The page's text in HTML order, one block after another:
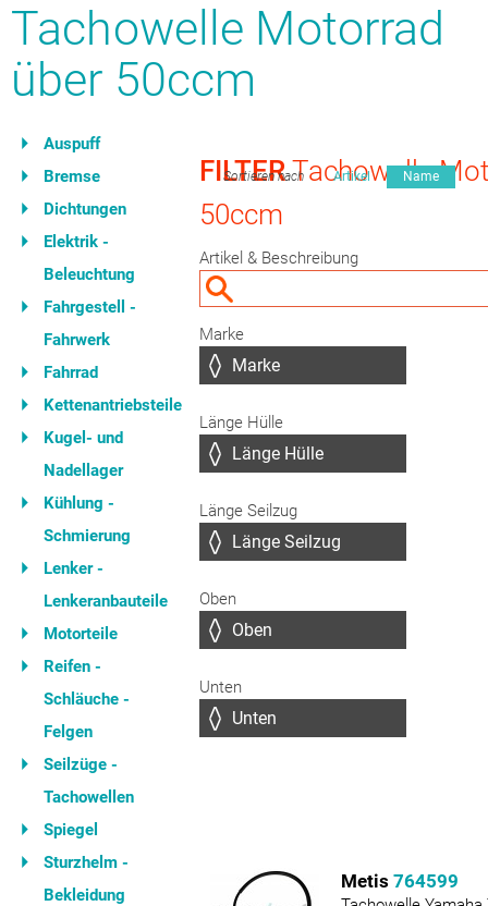
Tachowelle Motorrad
über 50ccm
Auspuff
Bremse
Dichtungen
Elektrik -
Beleuchtung
Fahrgestell -
Fahrwerk
Fahrrad
Kettenantriebsteile
Kugel- und
Nadellager
Kühlung -
Schmierung
Lenker -
Lenkeranbauteile
Motorteile
Reifen -
Schläuche -
Felgen
Seilzüge -
Tachowellen
Spiegel
Sturzhelm -
Bekleidung
FILTERTachowelle
50ccm
Sortieren nach Artikel Name
Artikel & Beschreibung
Marke
Länge Hülle
Länge Seilzug
Oben
Unten
Metis 764599